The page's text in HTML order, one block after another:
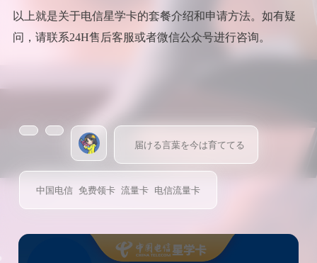
以上就是关于电信星学卡的套餐介绍和申请方法。如有疑
问，请联系24H售后客服或者微信公众号进行咨询。
届ける言葉を今は育ててる
中国电信 免费领卡 流量卡 电信流量卡